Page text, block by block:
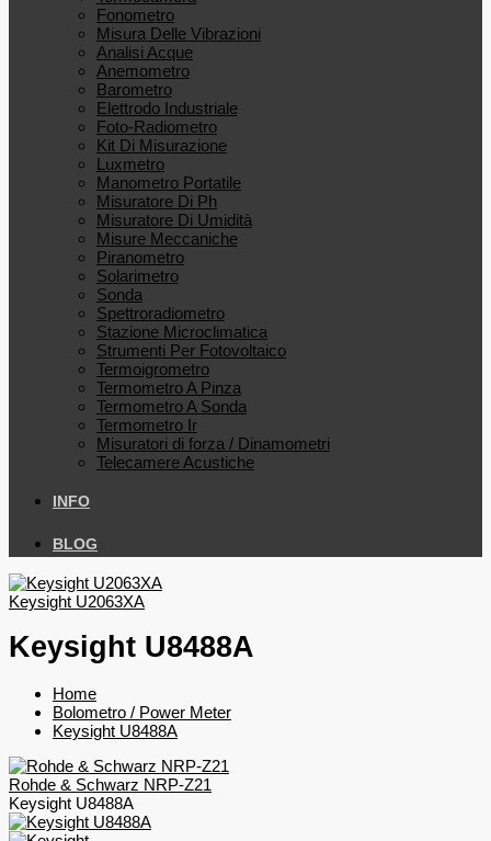
Fonometro
Misura Delle Vibrazioni
Analisi Acque
Anemometro
Barometro
Elettrodo Industriale
Foto-Radiometro
Kit Di Misurazione
Luxmetro
Manometro Portatile
Misuratore Di Ph
Misuratore Di Umidità
Misure Meccaniche
Piranometro
Solarimetro
Sonda
Spettroradiometro
Stazione Microclimatica
Strumenti Per Fotovoltaico
Termoigrometro
Termometro A Pinza
Termometro A Sonda
Termometro Ir
Misuratori di forza / Dinamometri
Telecamere Acustiche
INFO
BLOG
Keysight U2063XA
Keysight U8488A
Home
Bolometro / Power Meter
Keysight U8488A
Rohde & Schwarz NRP-Z21
Keysight U8488A